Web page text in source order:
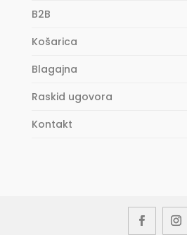
B2B
Košarica
Blagajna
Raskid ugovora
Kontakt